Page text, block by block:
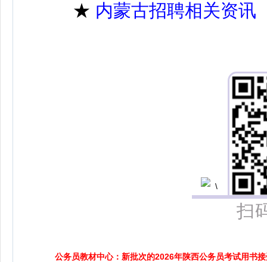
★ 内蒙古招聘相关资讯
扫
公务员教材中心：新批次的2026年陕西公务员考试用书